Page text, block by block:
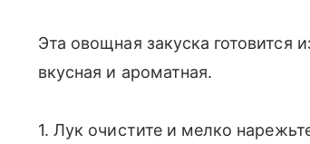
Эта овощная закуска готовится
вкусная и ароматная.
1. Лук очистите и мелко